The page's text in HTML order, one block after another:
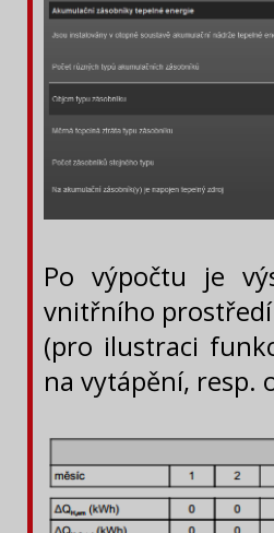
Po výpočtu je
vnitřního
(pro ilustraci
na vytápění, resp.